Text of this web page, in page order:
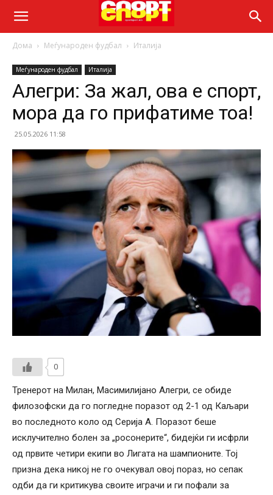
Дома Меѓународен фудбал Италија
Меѓународен фудбал Италија
Алегри: За жал, ова е спорт,
мора да го прифатиме тоа!
25.05.2026 11:58
0
Тренерот на Милан, Масимилијано Алегри, се обиде
филозофски да го погледне поразот од 2-1 од Каљари
во последното коло од Серија А. Поразот беше
исклучително болен за „росонерите“, бидејќи ги исфрли
од првите четири екипи во Лигата на шампионите. Тој
призна дека никој не го очекувал овој пораз, но сепак
одби да ги критикува своите играчи и ги пофали за